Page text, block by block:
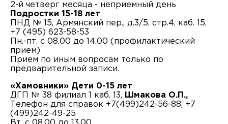
2-й четверг месяца - неприемный день
Подростки 15-18 лет
ПНД № 15, Армянский пер., д.3/5, стр.4, каб. 15,
+7 (495) 623-58-53
Пн.-пт. с 08.00 до 14.00 (профилактический
прием)
Прием по иным вопросам только по
предварительной записи.
«Хамовники» Дети 0-15 лет
ДГП № 38 филиал 1 каб. 13, Шмакова О.П.,
Телефон для справок +7(499)242-56-88, +7
(499)242-49-25